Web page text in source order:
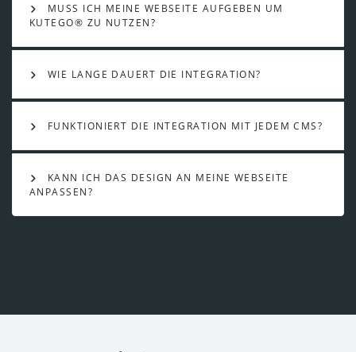
MUSS ICH MEINE WEBSEITE AUFGEBEN UM
KUTEGO® ZU NUTZEN?
WIE LANGE DAUERT DIE INTEGRATION?
FUNKTIONIERT DIE INTEGRATION MIT JEDEM CMS?
KANN ICH DAS DESIGN AN MEINE WEBSEITE
ANPASSEN?